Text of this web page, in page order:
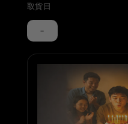
取貨日
-